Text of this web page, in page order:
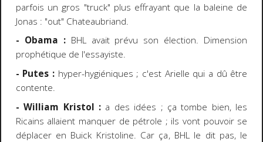
parfois un gros "truck" plus effrayant que la baleine de
Jonas : "out" Chateaubriand.
- Obama :BHL avait prévu son élection. Dimension
prophétique de l'essayiste.
- Putes : hyper-hygiéniques ; c'est Arielle qui a dû être
contente.
- William Kristol : a des idées ; ça tombe bien, les
Ricains allaient manquer de pétrole ; ils vont pouvoir se
déplacer en Buick Kristoline. Car ça, BHL le dit pas, le